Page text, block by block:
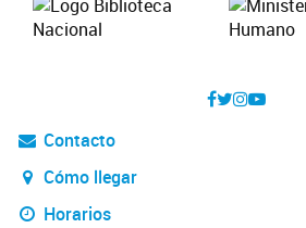
Contacto
Cómo llegar
Horarios